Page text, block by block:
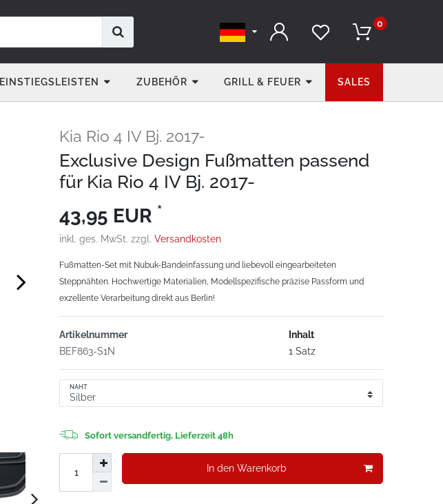
0
EINSTIEGSLEISTEN ZUBEHÖR GRILL & FEUER SALES
Kia Rio 4 IV Bj. 2017-
Exclusive Design Fußmatten passend
für Kia Rio 4 IV Bj. 2017-
43,95 EUR *
inkl. ges. MwSt. zzgl. Versandkosten
Fußmatten-Set mit Nubuk-Bandeinfassung und liebevoll eingearbeiteten
Steppnähten. Hochwertige Materialien, Modellspezifische präzise Passform und
exzellente Verarbeitung direkt aus Berlin!
Artikelnummer
BEF863-S1N
Inhalt
1 Satz
NAHT
Sofort versandfertig, Lieferzeit 48h
In den Warenkorb